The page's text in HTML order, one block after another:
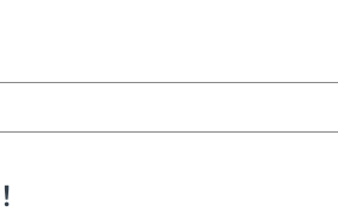
!